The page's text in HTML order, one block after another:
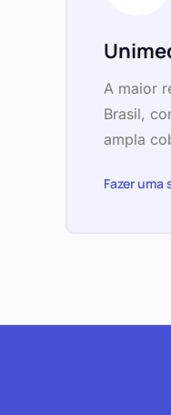
A maior
Brasil,
ampla
Fazer